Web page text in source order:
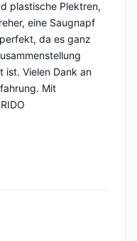
plastische Plektren,
eine Saugnapf
da es ganz
ist. Vielen Dank an
Mit